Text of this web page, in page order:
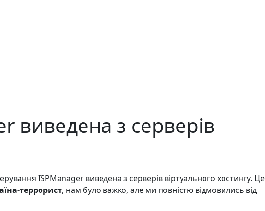
виведена з серверів
ISPManager виведена з серверів віртуального хостингу. Це
террорист, нам було важко, але ми повністю відмовились від